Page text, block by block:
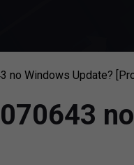
no Windows Update?